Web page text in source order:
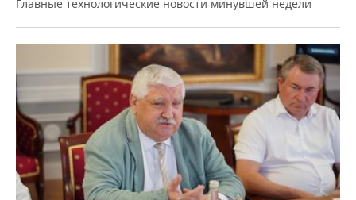
Главные технологические новости минувшей недели